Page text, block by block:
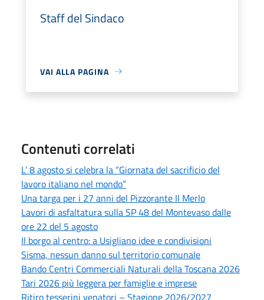
Staff del Sindaco
VAI ALLA PAGINA
Contenuti correlati
L’ 8 agosto si celebra la “Giornata del sacrificio del
lavoro italiano nel mondo”
Una targa per i 27 anni del Pizzorante Il Merlo
Lavori di asfaltatura sulla SP 48 del Montevaso dalle
ore 22 del 5 agosto
Il borgo al centro: a Usigliano idee e condivisioni
Sisma, nessun danno sul territorio comunale
Bando Centri Commerciali Naturali della Toscana 2026
Tari 2026 più leggera per famiglie e imprese
Ritiro tesserini venatori – Stagione 2026/2027